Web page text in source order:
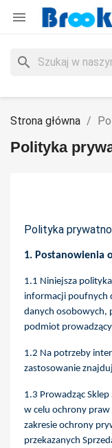

search
Strona główna
Polityka
Polityka
1. Postanowienia
1.1 Niniejsza
informacji poufnych
danych osobowych,
podmiot
1.2 Na potrzeby
zastosowanie
1.3 Prowadząc Sklep
w celu ochrony
zakresie ochrony
przekazanych